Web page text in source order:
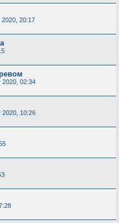
2020, 20:17
2020, 02:34
2020, 10:26